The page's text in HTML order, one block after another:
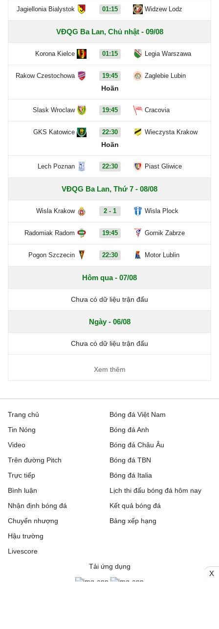
Jagiellonia Bialystok 01:15 Widzew Lodz
VĐQG Ba Lan, Chủ nhật - 09/08
Korona Kielce 01:15 Legia Warszawa
Rakow Czestochowa 19:45
Hoãn
Zaglebie Lubin
Slask Wroclaw 19:45 Cracovia
GKS Katowice 22:30
Hoãn
Wieczysta Krakow
Lech Poznan 22:30 Piast Gliwice
VĐQG Ba Lan, Thứ 7 - 08/08
Wisla Krakow 2 - 1 Wisla Plock
Radomiak Radom 19:45 Gornik Zabrze
Pogon Szczecin 22:30 Motor Lublin
Hôm qua - 07/08
Chưa có dữ liệu trận đấu
Ngày - 06/08
Chưa có dữ liệu trận đấu
Xem thêm
Trang chủ
Tin Nóng
Video
Trên đường Pitch
Trực tiếp
Bóng đá Việt Nam
Bóng đá Anh
Bóng đá Châu Âu
Bóng đá TBN
Bóng đá Italia
Bình luận
Nhận định bóng đá
Chuyển nhượng
Hậu trường
Livescore
Lịch thi đấu bóng đá hôm nay
Kết quả bóng đá
Bảng xếp hạng
Tải ứng dụng
X